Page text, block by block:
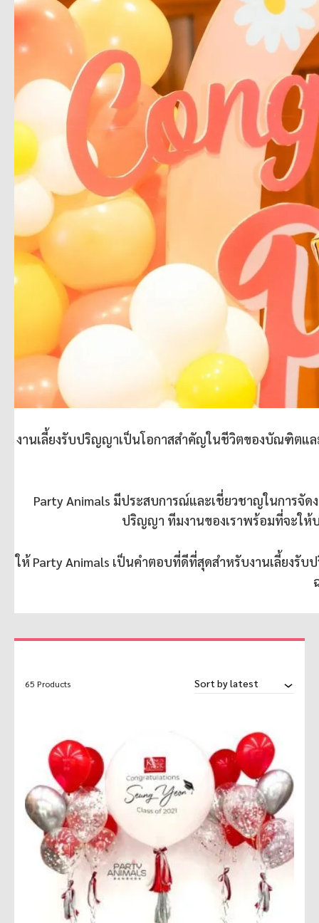
งานเลี้ยงรับปริญญาเป็นโอกาสสำคัญในชีวิตของบัณฑิตแล
Party Animals มีประสบการณ์และเชี่ยวชาญในการจัด
ปริญญา ทีมงานของเราพร้อมที่จะให้บ
ให้ Party Animals เป็นคำตอบที่ดีที่สุดสำหรับงานเลี้ยงรั
65 Products Sort by latest